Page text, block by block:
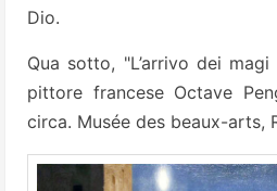
Dio.
Qua sotto, "L’arrivo dei
pittore francese Octave
circa. Musée des beaux-arts,